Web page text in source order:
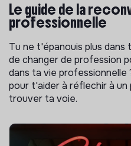
Le guide de la
professionnelle
Tu ne t'épanouis plus
de changer de profession
dans ta vie
pour t'aider à réflechir à
trouver ta voie.